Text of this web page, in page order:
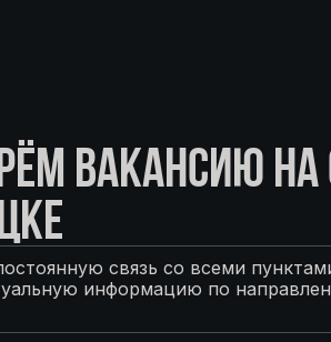
ВАКАНСИЮ НА
связь со всеми
информацию по